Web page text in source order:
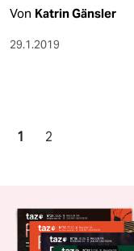
Von Katrin Gänsler
29.1.2019
1 2